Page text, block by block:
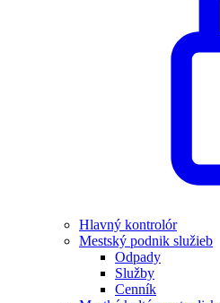
Hlavný kontrolór
Mestský podnik služieb
Odpady
Služby
Cenník